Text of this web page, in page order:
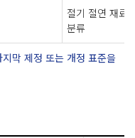
절기 절연 재료
분류
막 제정 또는 개정 표준을